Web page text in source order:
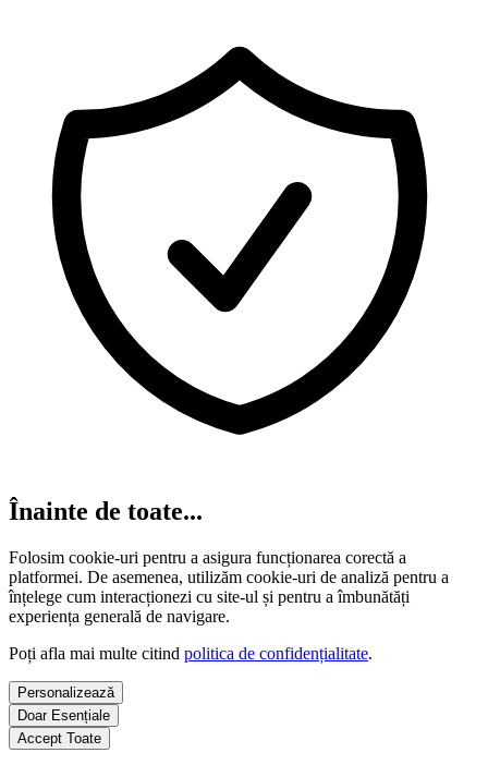
Înainte de toate...
Folosim cookie-uri pentru a asigura funcționarea corectă a
platformei. De asemenea, utilizăm cookie-uri de analiză pentru a
înțelege cum interacționezi cu site-ul și pentru a îmbunătăți
experiența generală de navigare.
Poți afla mai multe citind politica de confidențialitate.
Personalizează
Doar Esențiale
Accept Toate